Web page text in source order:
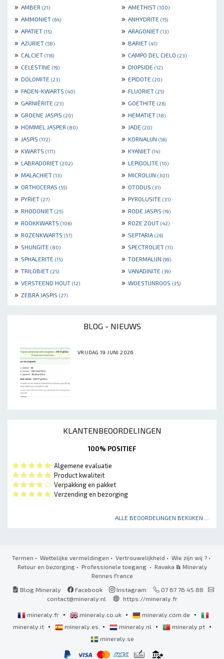
» AMBER (21) » AMETHIST (100)
» AMMONIET (64) » ANHYDRITE (15)
» APATIET (15) » ARAGONIET (13)
» AZURIET (58) » BARIET (41)
» CALCIET (116) » CAMPO DEL CIELO (23)
» CELESTINE (19) » DIOPSIDE (12)
» DOLOMITE (23) » EPIDOTE (20)
» FADEN-KWARTS (40) » FLUORIET (25)
» GARNIÈRITE (23) » GOETHITE (26)
» GROENE JASPIS (20) » HEMATIET (18)
» HOMMEL JASPER (80) » JADE (20)
» JASPIS (172) » KORNALIJN (56)
» KWARTS (171) » KYANIET (14)
» LABRADORIET (202) » LEPIDOLITE (10)
» MALACHIET (13) » MICROLIJN (301)
» ORTHOCERAS (55) » OTODUS (31)
» PYRIET (27) » PYROLUSITE (31)
» RHODONIET (25) » RODE JASPIS (19)
» ROOKKWARTS (106) » ROZE ZOUT (42)
» ROZENKWARTS (57) » SEPTARIA (26)
» SHUNGITE (80) » SPECTROLIET (11)
» SPHALERITE (15) » TOERMALIJN (99)
» TRILOBIET (25) » VANADINITE (39)
» VERSTEEND HOUT (12) » WOESTIJNROOS (35)
» ZEBRA JASPIS (27)
BLOG - NIEUWS
VRIJDAG 19 JUNI 2026
KLANTENBEOORDELINGEN
100% POSITIEF
Algemene evaluatie
Product kwaliteit
Verpakking en pakket
Verzending en bezorging
ALLE BEOORDELINGEN BEKIJKEN ...
Termen • Wettelijke vermeldingen • Vertrouwelijkheid • Wie zijn wij ? •
Retour en bezorging• Professionele toegang • Ravaka & Mineraly
Rennes France
Blog Mineraly
Facebook Instagram
07 67 76 45 88
contact@mineraly.nl
https://mineraly.fr
mineraly.fr • mineraly.co.uk • mineraly.com.de •
mineraly.it • mineraly.es • mineraly.nl • mineraly.pt •
mineraly.se